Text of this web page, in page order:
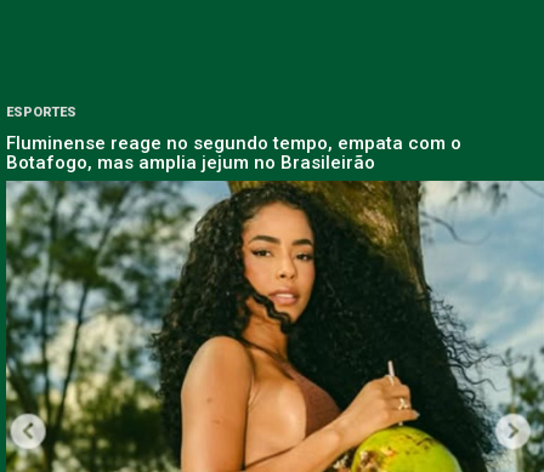
ESPORTES
Fluminense reage no segundo tempo, empata com o
Botafogo, mas amplia jejum no Brasileirão